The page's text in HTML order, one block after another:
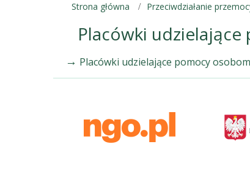
Strona główna Przeciwdziałanie
Placówki
→ Placówki udzielające pomocy